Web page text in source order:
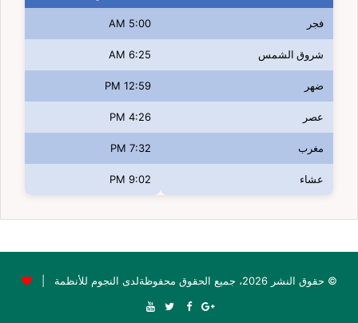
فجر 5:00 AM
شروق الشمس 6:25 AM
ضهر 12:59 PM
عصر 4:26 PM
مغرب 7:32 PM
عشاء 9:02 PM
© حقوق النشر 2026، جميع الحقوق محفوظةلدى النجوم للأنظمة |